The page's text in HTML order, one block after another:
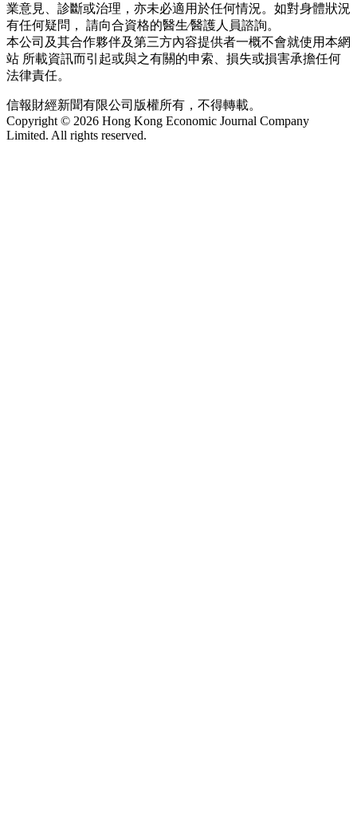
業意見、診斷或治理，亦未必適用於任何情況。如對身體狀況
有任何疑問， 請向合資格的醫生∕醫護人員諮詢。
本公司及其合作夥伴及第三方內容提供者一概不會就使用本網
站 所載資訊而引起或與之有關的申索、損失或損害承擔任何
法律責任。
信報財經新聞有限公司版權所有，不得轉載。
Copyright © 2026 Hong Kong Economic Journal Company
Limited. All rights reserved.